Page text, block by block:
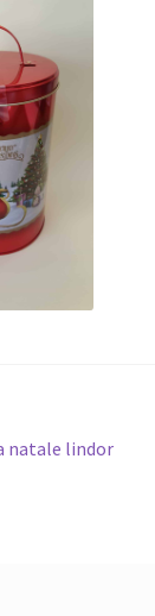
natale lindor